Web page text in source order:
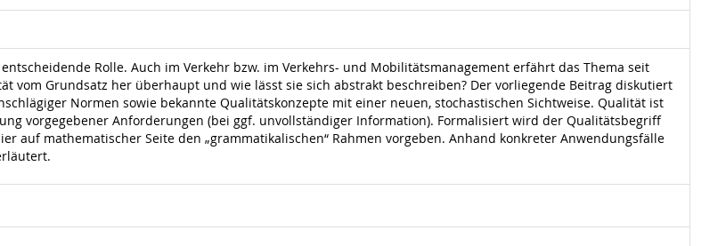
Rolle. Auch im Verkehr bzw. im Verkehrs- und Mobilitätsmanagement erfährt das Thema seit
vom Grundsatz her überhaupt und wie lässt sie sich abstrakt beschreiben? Der vorliegende Beitrag diskutiert
Normen sowie bekannte Qualitätskonzepte mit einer neuen, stochastischen Sichtweise. Qualität ist
vorgegebener Anforderungen (bei ggf. unvollständiger Information). Formalisiert wird der Qualitätsbegriff
auf mathematischer Seite den „grammatikalischen“ Rahmen vorgeben. Anhand konkreter Anwendungsfälle